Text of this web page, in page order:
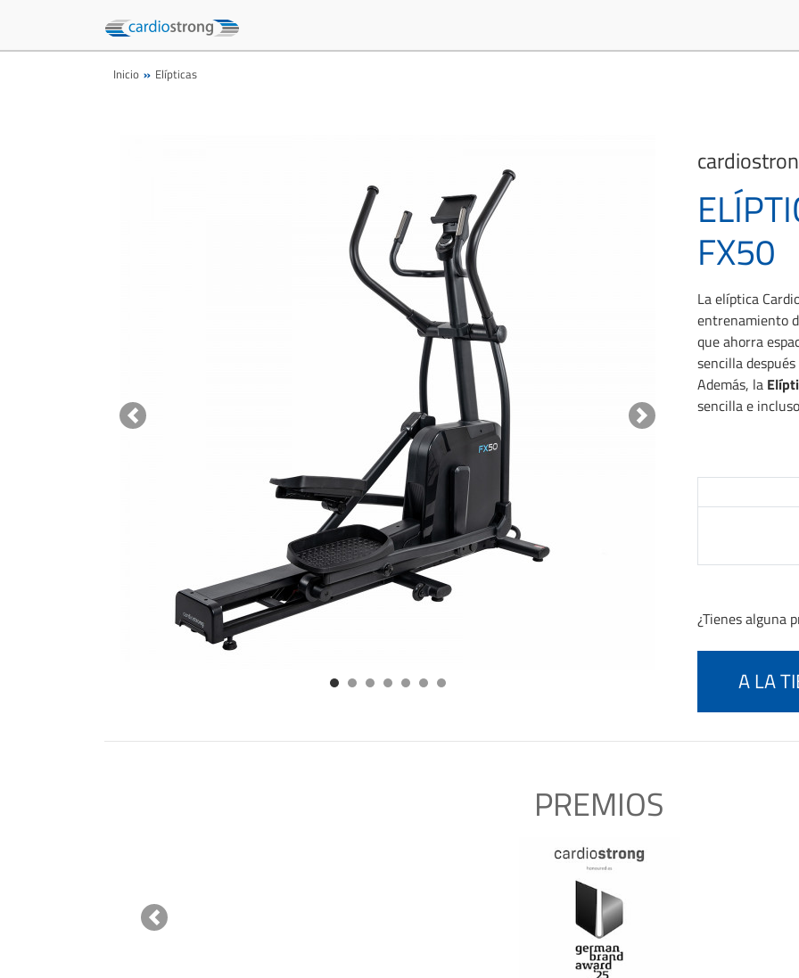
Inicio Elípticas
Previous Next
FX50
La elíptica
entrenamiento
que ahorra
sencilla
Además, la
sencilla e
¿Tienes alguna
A LA
PREMIOS
Previous